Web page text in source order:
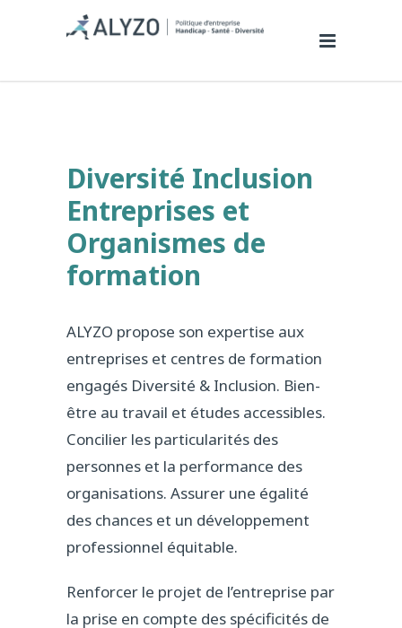
Diversité Inclusion
Entreprises et
Organismes de
formation
ALYZO propose son expertise aux
entreprises et centres de formation
engagés Diversité & Inclusion. Bien-
être au travail et études accessibles.
Concilier les particularités des
personnes et la performance des
organisations. Assurer une égalité
des chances et un développement
professionnel équitable.
Renforcer le projet de l’entreprise par
la prise en compte des spécificités de